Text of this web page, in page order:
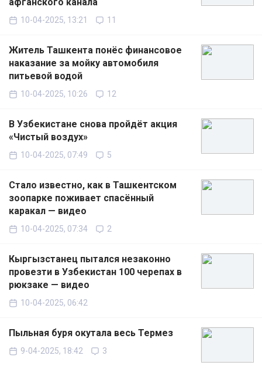
10-04-2025, 13:21 11
Житель Ташкента понёс финансовое
наказание за мойку автомобиля
питьевой водой
10-04-2025, 10:26 12
В Узбекистане снова пройдёт акция
«Чистый воздух»
10-04-2025, 07:49 5
Стало известно, как в Ташкентском
зоопарке поживает спасённый
каракал — видео
10-04-2025, 07:34 2
Кыргызстанец пытался незаконно
провезти в Узбекистан 100 черепах в
рюкзаке — видео
10-04-2025, 06:42
Пыльная буря окутала весь Термез
9-04-2025, 18:42 3